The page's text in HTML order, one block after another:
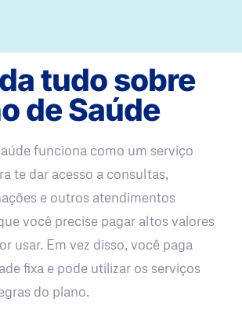
tudo sobre
de Saúde
funciona como um serviço
te dar acesso a consultas,
e outros atendimentos
você precise pagar altos valores
usar. Em vez disso, você paga
fixa e pode utilizar os serviços
do plano.